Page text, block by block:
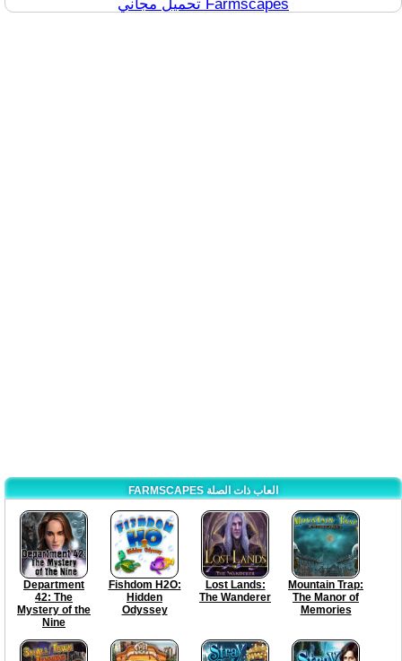
تحميل مجاني Farmscapes
FARMSCAPES العاب ذات الصلة
Department
42: The
Mystery of the
Nine
Fishdom H2O:
Hidden
Odyssey
Lost Lands:
The Wanderer
Mountain Trap:
The Manor of
Memories